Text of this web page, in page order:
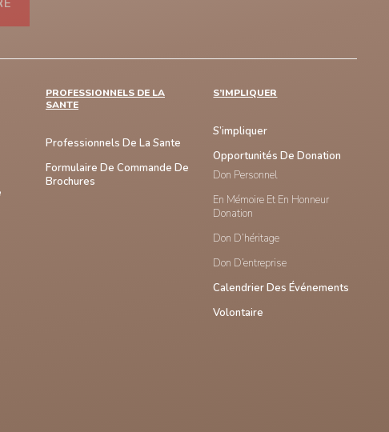
PROFESSIONNELS DE LA
SANTE
Professionnels De La Sante
Formulaire De Commande De
Brochures
S’IMPLIQUER
S’impliquer
Opportunités De Donation
Don Personnel
En Mémoire Et En Honneur
Donation
Don D’héritage
Don D’entreprise
Calendrier Des Événements
Volontaire